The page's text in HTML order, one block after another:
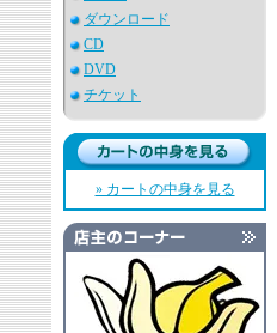
ダウンロード
CD
DVD
チケット
» カートの中身を見る